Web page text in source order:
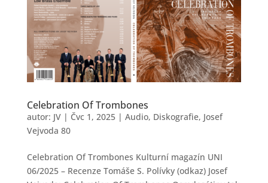
Celebration Of Trombones
autor: JV| Čvc 1, 2025| Audio, Diskografie, Josef
Vejvoda 80
Celebration Of Trombones Kulturní magazín UNI
06/2025 – Recenze Tomáše S. Polívky (odkaz) Josef